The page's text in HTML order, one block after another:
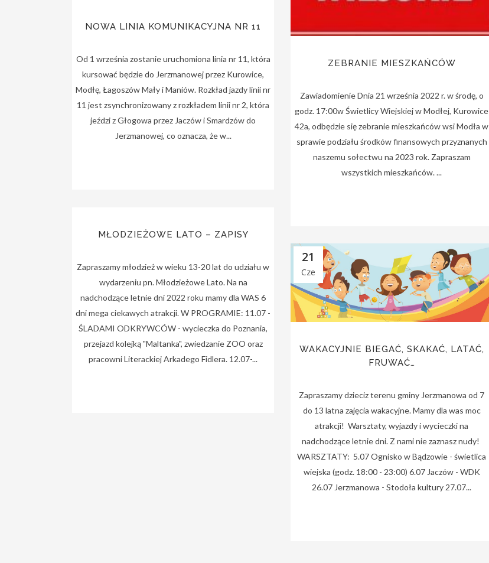
ZEBRANIE MIESZKAŃCÓW
Zawiadomienie Dnia 21 września 2022 r. w środę, o
godz. 17:00w Świetlicy Wiejskiej w Modłej, Kurowice
42a, odbędzie się zebranie mieszkańców wsi Modła w
sprawie podziału środków finansowych przyznanych
naszemu sołectwu na 2023 rok. Zapraszam
wszystkich mieszkańców. ...
NOWA LINIA KOMUNIKACYJNA NR 11
Od 1 września zostanie uruchomiona linia nr 11, która
kursować będzie do Jerzmanowej przez Kurowice,
Modłę, Łagoszów Mały i Maniów. Rozkład jazdy linii nr
11 jest zsynchronizowany z rozkładem linii nr 2, która
jeździ z Głogowa przez Jaczów i Smardzów do
Jerzmanowej, co oznacza, że w...
MŁODZIEŻOWE LATO – ZAPISY
Zapraszamy młodzież w wieku 13-20 lat do udziału w
wydarzeniu pn. Młodzieżowe Lato. Na na
nadchodzące letnie dni 2022 roku mamy dla WAS 6
dni mega ciekawych atrakcji. W PROGRAMIE: 11.07 -
ŚLADAMI ODKRYWCÓW - wycieczka do Poznania,
przejazd kolejką "Maltanka", zwiedzanie ZOO oraz
pracowni Literackiej Arkadego Fidlera. 12.07-...
21
Cze
WAKACYJNIE BIEGAĆ, SKAKAĆ, LATAĆ,
FRUWAĆ…
Zapraszamy dzieciz terenu gminy Jerzmanowa od 7
do 13 latna zajęcia wakacyjne. Mamy dla was moc
atrakcji! Warsztaty, wyjazdy i wycieczki na
nadchodzące letnie dni. Z nami nie zaznasz nudy!
WARSZTATY: 5.07 Ognisko w Bądzowie - świetlica
wiejska (godz. 18:00 - 23:00) 6.07 Jaczów - WDK
26.07 Jerzmanowa - Stodoła kultury 27.07...